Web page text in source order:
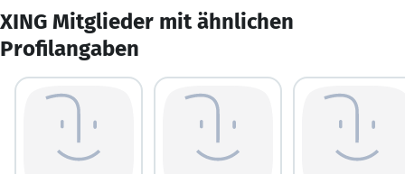
XING Mitglieder mit ähnlichen
Profilangaben